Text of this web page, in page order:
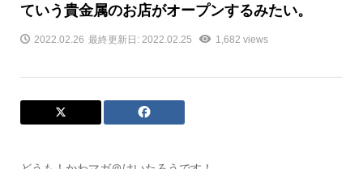
ていう貴金属のお店がオープンするみたい。
2022.02.26 最終更新日: 2022.02.25 1,682 views